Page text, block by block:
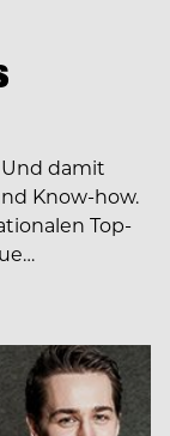
Und damit
Know-how.
Top-